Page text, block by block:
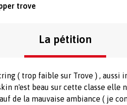
trove
La pétition
( trop faible sur Trove ) , aussi
n'est beau sur cette classe elle
de la mauvaise ambiance ( je